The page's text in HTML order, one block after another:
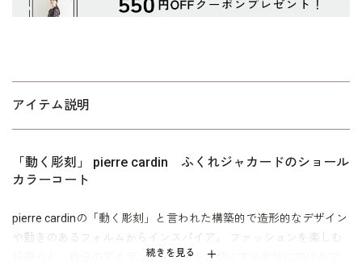
アイテム説明
続きを見る
「動く彫刻」 pierre cardin ふくれジャカードのショール
カラーコート
pierre cardinの「動く彫刻」と言われた構築的で造形的なデザイン
動きのあるフォルムからインスパイア。 ファッションを楽しむ
好奇心と、自分のアイデンティティを大切にする女性に向けたブ